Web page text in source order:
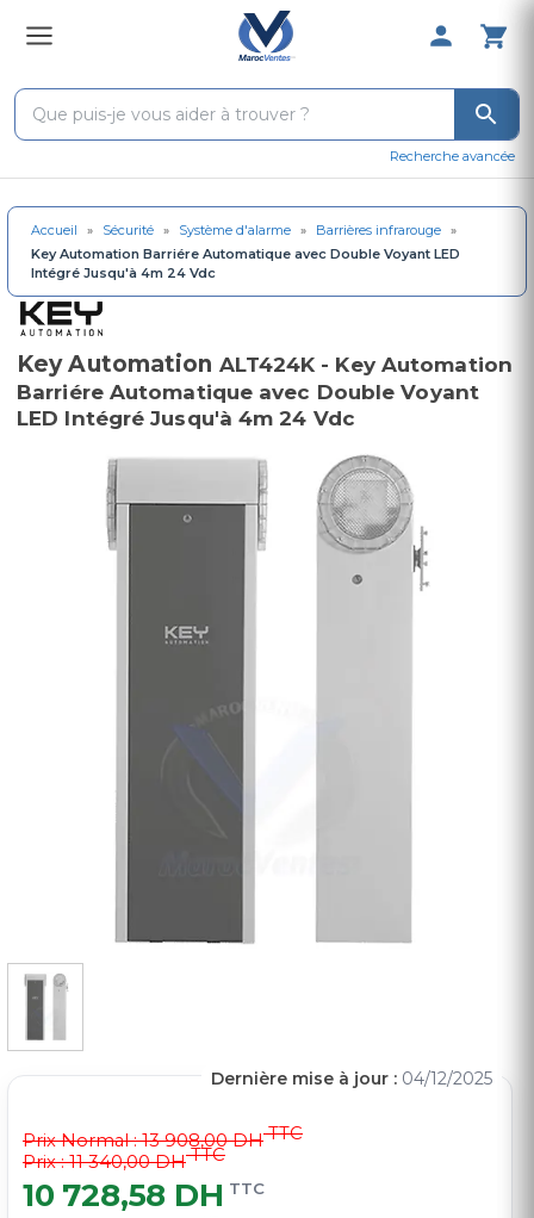
0 Produit
Recherche avancée
Accueil » Sécurité » Système d'alarme » Barrières infrarouge »
Key Automation Barriére Automatique avec Double Voyant LED
Intégré Jusqu'à 4m 24 Vdc
Key Automation ALT424K - Key Automation
Barriére Automatique avec Double Voyant
LED Intégré Jusqu'à 4m 24 Vdc
Prix Normal :13 908,00 DHTTC
Prix : 11 340,00 DHTTC
10 728,58 DH TTC
Dernière mise à jour : 04/12/2025